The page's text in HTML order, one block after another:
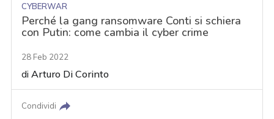
CYBERWAR
Perché la gang ransomware Conti si schiera
con Putin: come cambia il cyber crime
28 Feb 2022
diArturo Di Corinto
Condividi